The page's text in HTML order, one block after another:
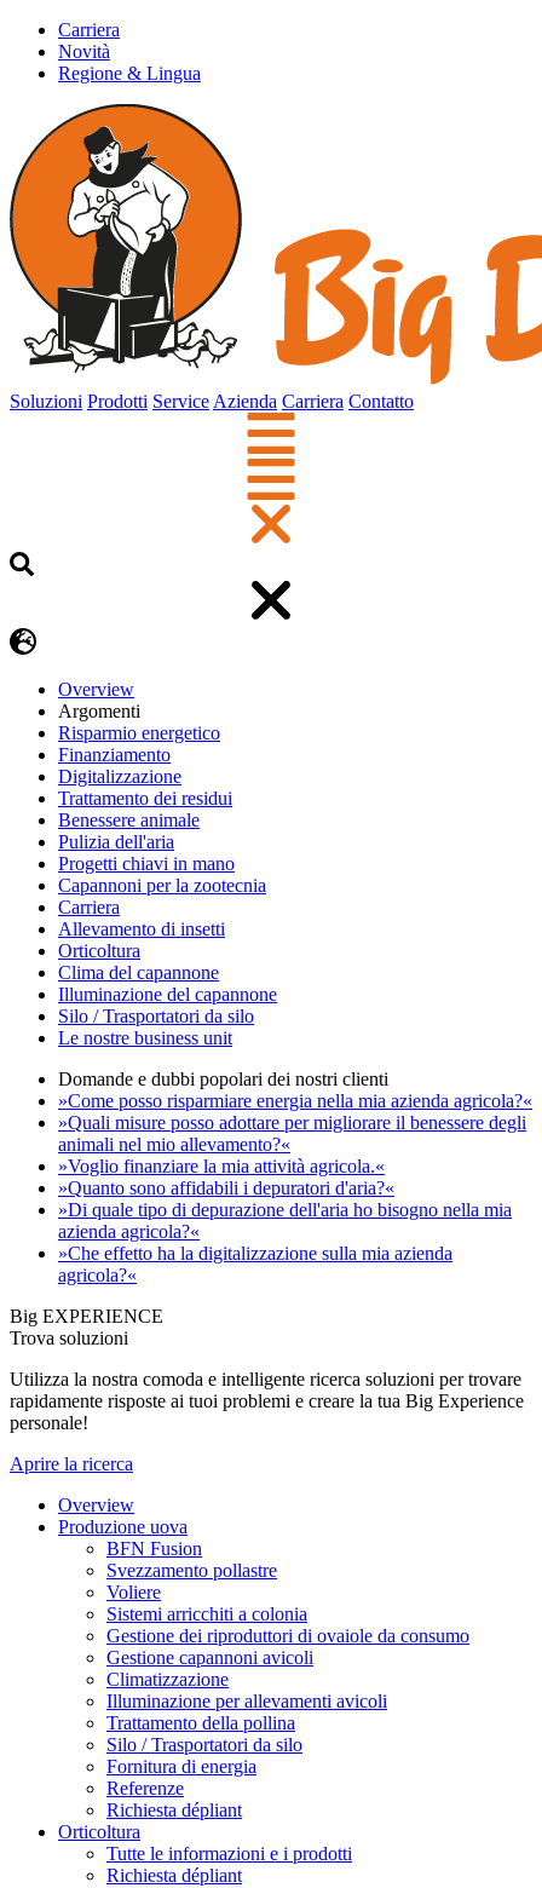
Carriera
Novità
Regione & Lingua
Soluzioni Prodotti Service Azienda Carriera Contatto
Overview
Argomenti
Risparmio energetico
Finanziamento
Digitalizzazione
Trattamento dei residui
Benessere animale
Pulizia dell'aria
Progetti chiavi in mano
Capannoni per la zootecnia
Carriera
Allevamento di insetti
Orticoltura
Clima del capannone
Illuminazione del capannone
Silo / Trasportatori da silo
Le nostre business unit
Domande e dubbi popolari dei nostri clienti
»Come posso risparmiare energia nella mia azienda agricola?«
»Quali misure posso adottare per migliorare il benessere degli
animali nel mio allevamento?«
»Voglio finanziare la mia attività agricola.«
»Quanto sono affidabili i depuratori d'aria?«
»Di quale tipo di depurazione dell'aria ho bisogno nella mia
azienda agricola?«
»Che effetto ha la digitalizzazione sulla mia azienda
agricola?«
Big EXPERIENCE
Trova soluzioni
Utilizza la nostra comoda e intelligente ricerca soluzioni per trovare
rapidamente risposte ai tuoi problemi e creare la tua Big Experience
personale!
Aprire la ricerca
Overview
Produzione uova
BFN Fusion
Svezzamento pollastre
Voliere
Sistemi arricchiti a colonia
Gestione dei riproduttori di ovaiole da consumo
Gestione capannoni avicoli
Climatizzazione
Illuminazione per allevamenti avicoli
Trattamento della pollina
Silo / Trasportatori da silo
Fornitura di energia
Referenze
Richiesta dépliant
Orticoltura
Tutte le informazioni e i prodotti
Richiesta dépliant